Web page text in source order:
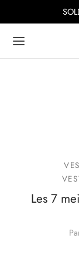
Les 7